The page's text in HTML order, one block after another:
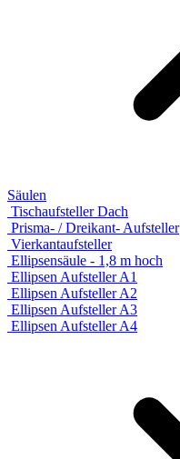
Säulen
Tischaufsteller Dach
Prisma- / Dreikant- Aufsteller
Vierkantaufsteller
Ellipsensäule - 1,8 m hoch
Ellipsen Aufsteller A1
Ellipsen Aufsteller A2
Ellipsen Aufsteller A3
Ellipsen Aufsteller A4